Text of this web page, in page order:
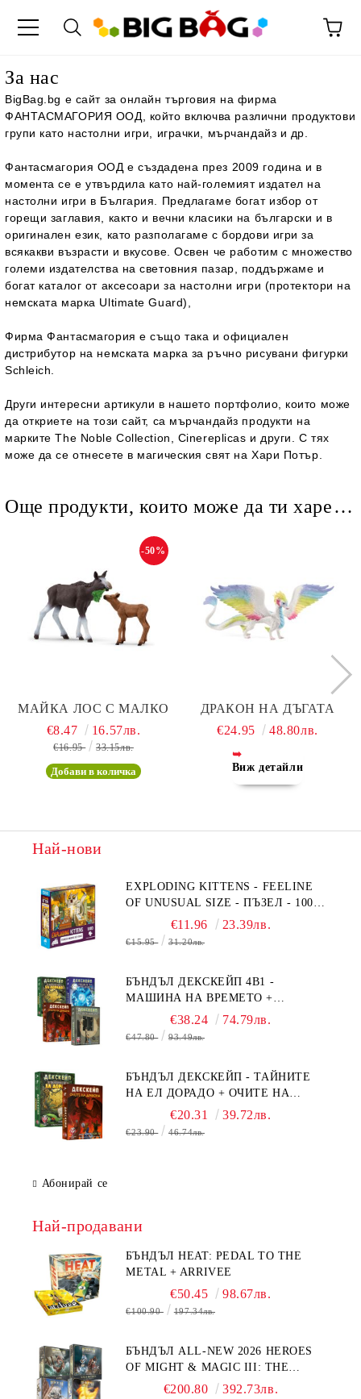
За нас
BigBag.bg е сайт за онлайн търговия на фирма
ФАНТАСМАГОРИЯ ООД, който включва различни продуктови
групи като настолни игри, играчки, мърчандайз и др.
Фантасмагория ООД е създадена през 2009 година и в
момента се е утвърдила като най-големият издател на
настолни игри в България. Предлагаме богат избор от
горещи заглавия, както и вечни класики на български и в
оригинален език, като разполагаме с бордови игри за
всякакви възрасти и вкусове. Освен че работим с множество
големи издателства на световния пазар, поддържаме и
богат каталог от аксесоари за настолни игри (протектори на
немската марка Ultimate Guard),
Фирма Фантасмагория е също така и официален
дистрибутор на немската марка за ръчно рисувани фигурки
Schleich.
Други интересни артикули в нашето портфолио, които може
да откриете на този сайт, са мърчандайз продукти на
марките The Noble Collection, Cinereplicas и други. С тях
може да се отнесете в магическия свят на Хари Потър.
Още продукти, които може да ти харесат
МАЙКА ЛОС С МАЛКО
-50%
€8.47 16.57лв.
€16.95 33.15лв.
ДРАКОН НА ДЪГАТА
€24.95
48.80лв.
Виж детайли
Най-нови
EXPLODING KITTENS - FEELINE
OF UNUSUAL SIZE - ПЪЗЕЛ - 1000
ЧАСТИ - ПРЕОЦЕНЕН - СРЕДНА
ПОВРЕДА НА КУТИЯТА
€11.96 23.39лв.
€15.95 31.20лв.
БЪНДЪЛ ДЕКСКЕЙП 4В1 -
МАШИНА НА ВРЕМЕТО +
БЯГСТВО ОТ АЛКАТРАЗ +
ТАЙНИТЕ НА ЕЛ ДОРАДО +
€38.24 74.79лв.
€47.80 93.49лв.
БЪНДЪЛ ДЕКСКЕЙП - ТАЙНИТЕ
НА ЕЛ ДОРАДО + ОЧИТЕ НА
ДРАКОНА€20.31 39.72лв.
€23.90 46.74лв.
Абонирай се
Най-продавани
БЪНДЪЛ HEAT: PEDAL TO THE
METAL + ARRIVEE
€50.45 98.67лв.
€100.90 197.34лв.
БЪНДЪЛ ALL-NEW 2026 HEROES
OF MIGHT & MAGIC III: THE
BOARD GAME EXPANSIONS -
€200.80 392.73лв.